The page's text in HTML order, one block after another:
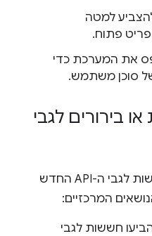
למטה
פתוח.
את המערכת כדי
של סוכן משתמש.
בירורים לגבי
קיבלנו מגוון משוב, שאלות וחששות לגבי ה-API החדש
המרכזיים:
חששות לגבי